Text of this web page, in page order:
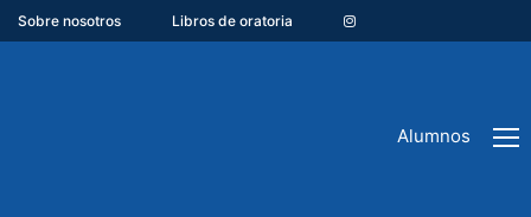
Sobre nosotros Libros de oratoria
Alumnos